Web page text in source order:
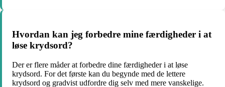
Hvordan kan jeg forbedre mine færdigheder i at
løse krydsord?
Der er flere måder at forbedre dine færdigheder i at løse
krydsord. For det første kan du begynde med de lettere
krydsord og gradvist udfordre dig selv med mere vanskelige.